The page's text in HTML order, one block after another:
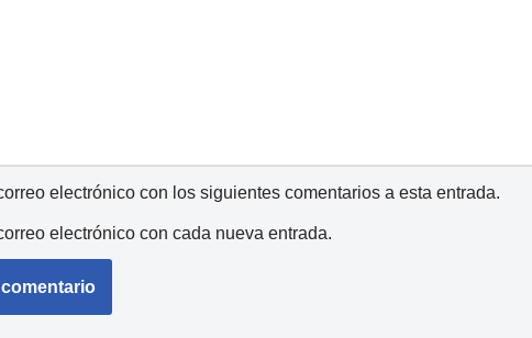
electrónico con los siguientes comentarios a esta entrada.
electrónico con cada nueva entrada.